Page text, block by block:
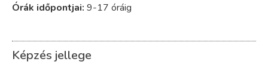
Órák időpontjai: 9-17 óráig
Képzés jellege